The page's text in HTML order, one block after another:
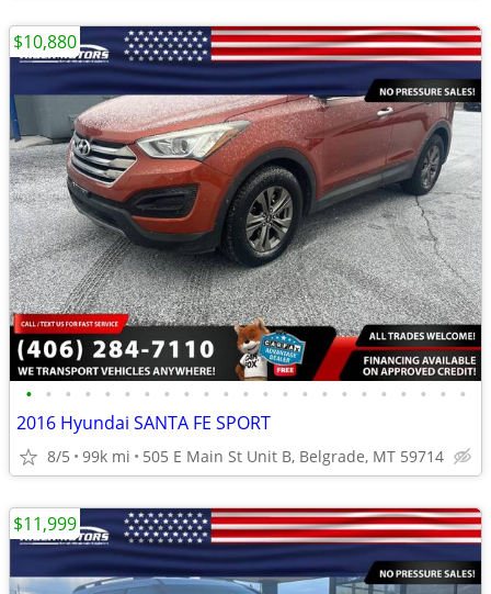
• • • • • • • • • • • • • • • • • • • • • • •
2016 Hyundai SANTA FE SPORT
8/5 99k mi 505 E Main St Unit B, Belgrade, MT 59714
$10,880
$11,999